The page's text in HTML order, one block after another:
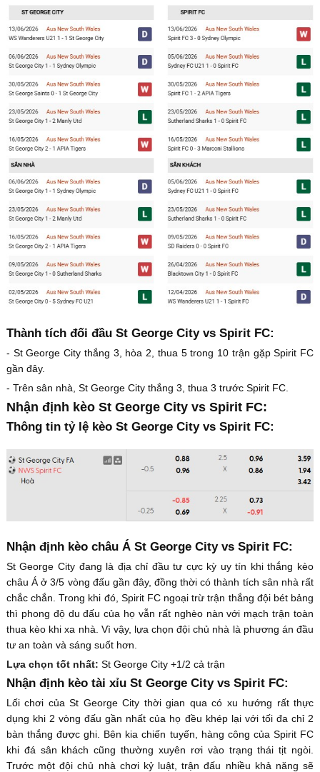
Thành tích đối đầu St George City vs Spirit FC:
- St George City thắng 3, hòa 2, thua 5 trong 10 trận gặp Spirit FC
gần đây.
- Trên sân nhà, St George City thắng 3, thua 3 trước Spirit FC.
Nhận định kèo St George City vs Spirit FC:
Thông tin tỷ lệ kèo St George City vs Spirit FC:
Nhận định kèo châu Á St George City vs Spirit FC:
St George City đang là địa chỉ đầu tư cực kỳ uy tín khi thắng kèo
châu Á ở 3/5 vòng đấu gần đây, đồng thời có thành tích sân nhà rất
chắc chắn. Trong khi đó, Spirit FC ngoại trừ trận thắng đội bét bảng
thì phong độ du đấu của họ vẫn rất nghèo nàn với mạch trận toàn
thua kèo khi xa nhà. Vì vậy, lựa chọn đội chủ nhà là phương án đầu
tư an toàn và sáng suốt hơn.
Lựa chọn tốt nhất: St George City +1/2 cả trận
Nhận định kèo tài xỉu St George City vs Spirit FC:
Lối chơi của St George City thời gian qua có xu hướng rất thực
dụng khi 2 vòng đấu gần nhất của họ đều khép lại với tối đa chỉ 2
bàn thắng được ghi. Bên kia chiến tuyến, hàng công của Spirit FC
khi đá sân khách cũng thường xuyên rơi vào trạng thái tịt ngòi.
Trước một đội chủ nhà chơi kỷ luật, trận đấu nhiều khả năng sẽ